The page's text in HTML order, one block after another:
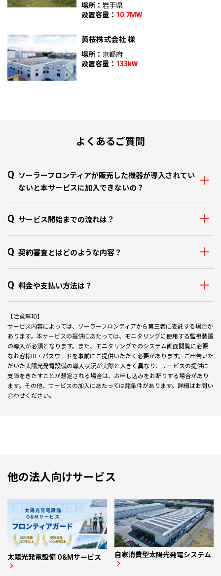
場所： 岩手県
設置容量： 10.7MW
黄桜株式会社 様
場所： 京都府
設置容量： 133kW
よくあるご質問
Q ソーラーフロンティアが販売した機器が導入されてい
ないと本サービスに加入できないの？
Q サービス開始までの流れは？
Q 契約審査とはどのような内容？
Q 料金や支払い方法は？
【注意事項】
サービス内容によっては、ソーラーフロンティアから第三者に委託する場合が
あります。本サービスの提供にあたっては、モニタリングに使用する監視装置
の導入が必須となります。また、モニタリングでのシステム画面閲覧に必要
なお客様ID・パスワードを事前にご提供いただく必要があります。ご申告いた
だいた太陽光発電設備の導入状況が実際と大きく異なり、サービスの提供に
支障をきたすことが想定される場合は、お申し込みをお断りする場合があり
ます。その他、サービスの加入にあたっては諸条件があります。詳細はお問い
合わせください。
他の法人向けサービス
太陽光発電設備 O&Mサービス 自家消費型太陽光発電システム